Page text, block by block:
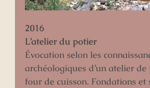
2016
L’atelier du potier
Évocation selon les
archéologiques d’un atelier
four de cuisson. Fondations et